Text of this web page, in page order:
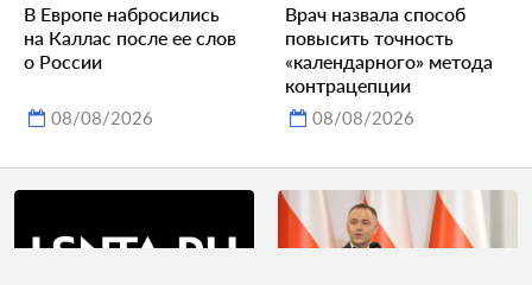
В Европе набросились
на Каллас после ее слов
о России
08/08/2026
Врач назвала способ
повысить точность
«календарного» метода
контрацепции
08/08/2026